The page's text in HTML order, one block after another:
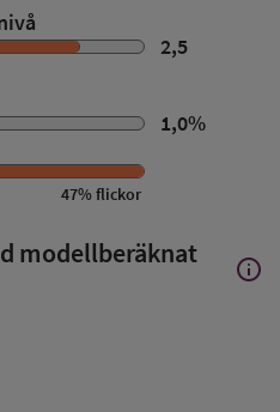
2,5
1,0%
47%flickor
modellberäknat
Visa
info